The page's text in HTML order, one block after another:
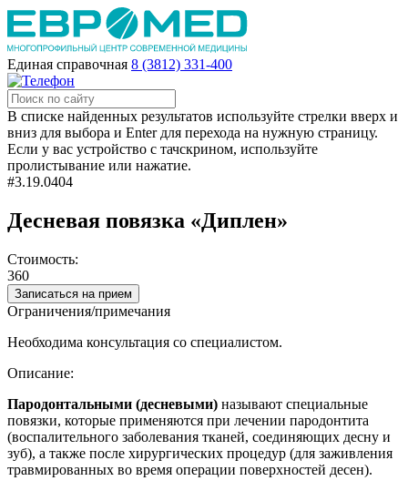
Единая справочная 8 (3812) 331-400
В списке найденных результатов используйте стрелки вверх и
вниз для выбора и Enter для перехода на нужную страницу.
Если у вас устройство с тачскрином, используйте
пролистывание или нажатие.
#3.19.0404
Десневая повязка «Диплен»
Стоимость:
360
Записаться на прием
Ограничения/примечания
Необходима консультация со специалистом.
Описание:
Пародонтальными (десневыми) называют специальные
повязки, которые применяются при лечении пародонтита
(воспалительного заболевания тканей, соединяющих десну и
зуб), а также после хирургических процедур (для заживления
травмированных во время операции поверхностей десен).